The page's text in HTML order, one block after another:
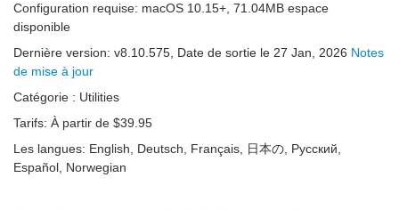
Configuration requise: macOS 10.15+ 71.04MB espace
disponible
Dernière version: v8.10.575 , Date de sortie le 27 Jan, 2026 Notes
de mise à jour
Catégorie : Utilities
Tarifs: À partir de $39.95
Les langues: English, Deutsch, Français, 日本の, Русский,
Español, Norwegian